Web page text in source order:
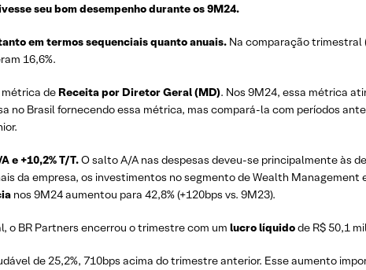
seu bom desempenho durante os 9M24.
em termos sequenciais quanto anuais. Na comparação trimestral
16,6%.
de Receita por Diretor Geral (MD). Nos 9M24, essa métrica
no Brasil fornecendo essa métrica, mas compará-la com períodos
e +10,2% T/T.O salto A/A nas despesas deveu-se principalmente às
da empresa, os investimentos no segmento de Wealth
nos 9M24 aumentou para 42,8% (+120bps vs. 9M23).
o BR Partners encerrou o trimestre com um lucro líquidode R$ 50,1
de 25,2%, 710bps acima do trimestre anterior. Esse aumento